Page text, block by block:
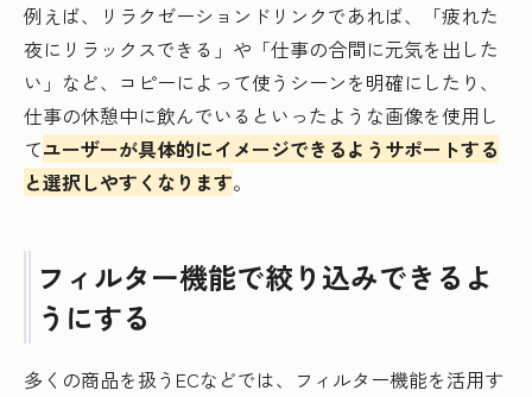
例えば、リラクゼーションドリンクであれば、「疲れた
夜にリラックスできる」や「仕事の合間に元気を出した
い」など、コピーによって使うシーンを明確にしたり、
仕事の休憩中に飲んでいるといったような画像を使用し
てユーザーが具体的にイメージできるようサポートする
と選択しやすくなります。
フィルター機能で絞り込みできるよ
うにする
多くの商品を扱うECなどでは、フィルター機能を活用す